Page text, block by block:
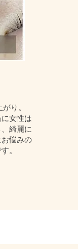
り。
女性は
綺麗に
悩みの
。